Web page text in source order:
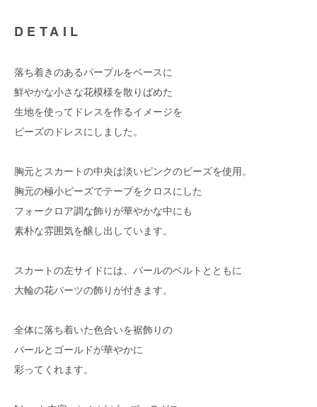
DETAIL
落ち着きのあるパープルをベースに
鮮やかな小さな花模様を散りばめた
生地を使ってドレスを作るイメージを
ビーズのドレスにしました。
胸元とスカートの中央は淡いピンクのビーズを使用。
胸元の極小ビーズでテープをクロスにした
フォークロア調な飾りが華やかな中にも
素朴な雰囲気を醸し出しています。
スカートの左サイドには、パールのベルトとともに
大輪の花パーツの飾りが付きます。
全体に落ち着いた色合いを裾飾りの
パールとゴールドが華やかに
彩ってくれます。